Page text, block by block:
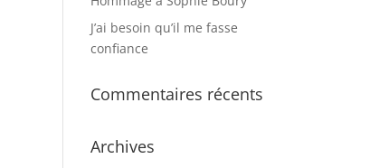
J’ai besoin qu’il me fasse
confiance
Commentaires récents
Archives